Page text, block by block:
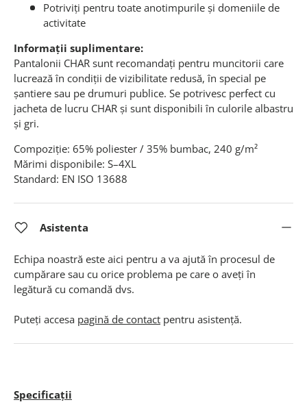
Potriviți pentru toate anotimpurile și domeniile de
activitate
Informații suplimentare:
Pantalonii CHAR sunt recomandați pentru muncitorii care
lucrează în condiții de vizibilitate redusă, în special pe
șantiere sau pe drumuri publice. Se potrivesc perfect cu
jacheta de lucru CHAR și sunt disponibili în culorile albastru
și gri.
Compoziție: 65% poliester / 35% bumbac, 240 g/m²
Mărimi disponibile: S–4XL
Standard: EN ISO 13688
Asistenta
Echipa noastră este aici pentru a va ajută în procesul de
cumpărare sau cu orice problema pe care o aveți în
legătură cu comandă dvs.
Puteți accesa pagină de contact pentru asistență.
Specificații